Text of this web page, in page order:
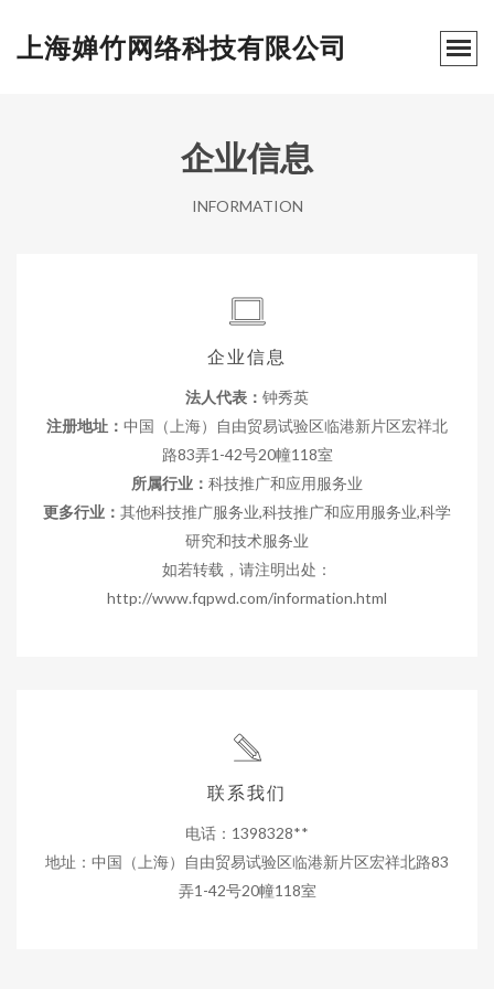
上海婵竹网络科技有限公司
企业信息
INFORMATION
企业信息
法人代表： 钟秀英
注册地址： 中国（上海）自由贸易试验区临港新片区宏祥北
路83弄1-42号20幢118室
所属行业： 科技推广和应用服务业
更多行业： 其他科技推广服务业,科技推广和应用服务业,科学
研究和技术服务业
如若转载，请注明出处：
http://www.fqpwd.com/information.html
联系我们
电话：1398328**
地址：中国（上海）自由贸易试验区临港新片区宏祥北路83
弄1-42号20幢118室